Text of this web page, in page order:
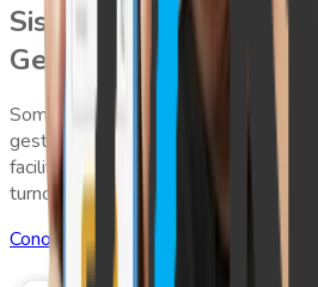
Sistema de control de
GeoVictoria
Somos el sistema más simple,
gestionar tu personal. Ofrecemos
facilita el control de asistencia,
turnos y mejora la comunicación
Conozca más